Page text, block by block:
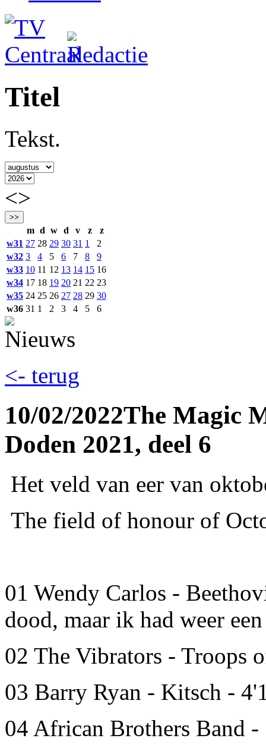
Titel
Tekst.
<>
m d w d v z
z
w31 27 28 29 30 31 1
2
w32 3 4 5 6 7 8
9
w33 10 11 12 13 14 15 16
w34 17 18 19 20 21 22 23
w35 24 25 26 27 28 29 30
w36 31 1 2 3 4 5 6
<- terug
10/02/2022The Magic
Doden 2021, deel 6
Het veld van eer van
The field of honour of
01 Wendy Carlos -
dood, maar ik had weer
02 The Vibrators - Troops
03 Barry Ryan - Kitsch -
04 African Brothers Band -